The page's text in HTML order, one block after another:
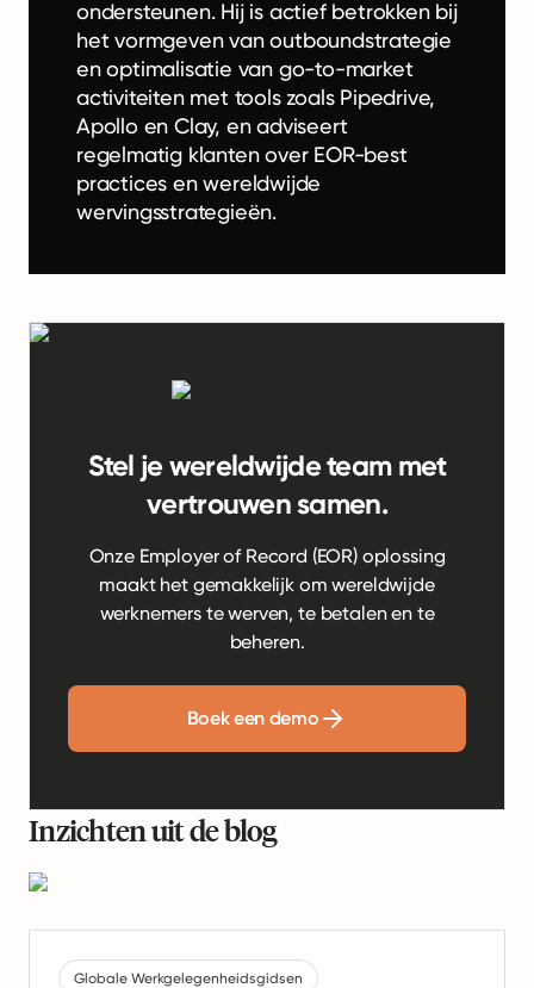
ondersteunen. Hij is actief betrokken bij
het vormgeven van outboundstrategie
en optimalisatie van go-to-market
activiteiten met tools zoals Pipedrive,
Apollo en Clay, en adviseert
regelmatig klanten over EOR-best
practices en wereldwijde
wervingsstrategieën.
Stel je wereldwijde team met
vertrouwen samen.
Onze Employer of Record (EOR) oplossing
maakt het gemakkelijk om wereldwijde
werknemers te werven, te betalen en te
beheren.
Boek een demo
Inzichten uit de blog
Globale Werkgelegenheidsgidsen